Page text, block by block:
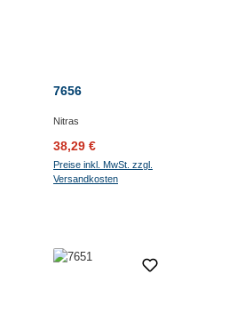
7656
Nitras
Verkaufspreis:
38,29 €
Preise inkl. MwSt. zzgl.
Versandkosten